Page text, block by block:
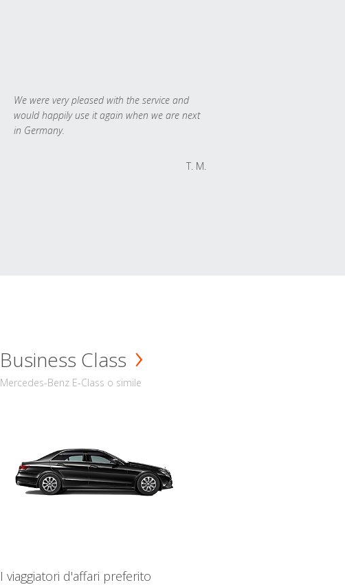
We were very pleased with the service and
would happily use it again when we are next
in Germany.
T. M.
Business Class
Mercedes-Benz E-Class o simile
I viaggiatori d'affari preferito